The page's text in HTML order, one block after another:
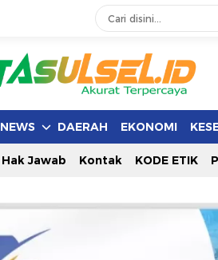
NEWS DAERAH EKONOMI
Hak Jawab Kontak KODE ETIK